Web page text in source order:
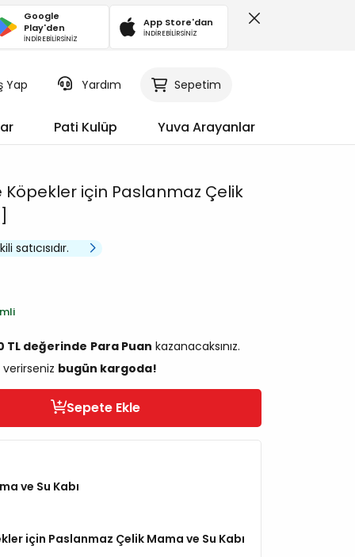
Google
Play'den
İNDİREBİLİRSİNİZ
App Store'dan
İNDİREBİLİRSİNİZ
Yap Yardım Sepetim
Pati Kulüp Yuva Arayanlar
için Paslanmaz Çelik
satıcısıdır.
TL değerinde Para Puan kazanacaksınız.
bugün kargoda!
Sepete Ekle
ve Su Kabı
için Paslanmaz Çelik Mama ve Su Kabı